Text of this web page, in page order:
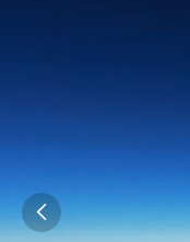
